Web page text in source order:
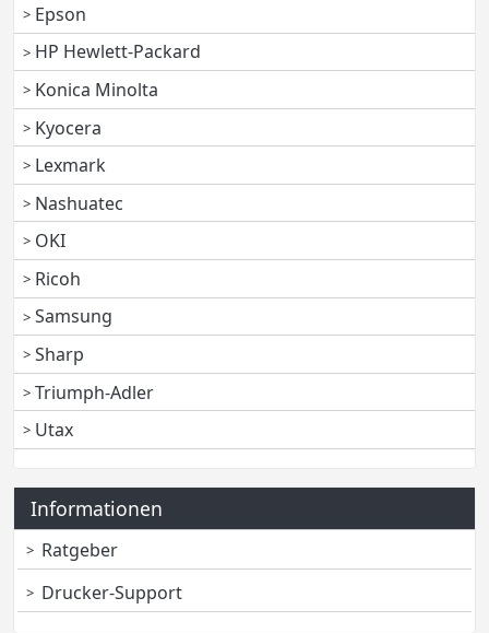
Epson
HP Hewlett-Packard
Konica Minolta
Kyocera
Lexmark
Nashuatec
OKI
Ricoh
Samsung
Sharp
Triumph-Adler
Utax
Informationen
Ratgeber
Drucker-Support